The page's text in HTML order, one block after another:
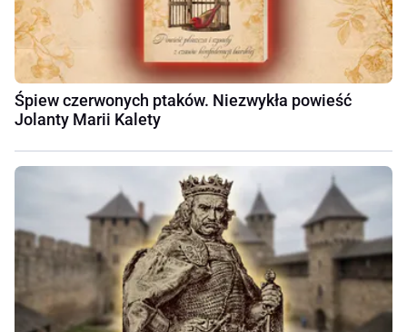
Śpiew czerwonych ptaków. Niezwykła powieść
Jolanty Marii Kalety